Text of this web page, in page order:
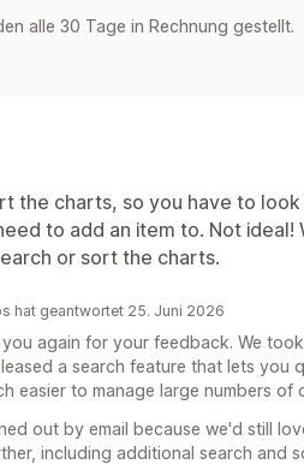
alle 30 Tage in Rechnung gestellt.
the charts, so you have to
to add an item to. Not ideal!
or sort the charts.
hat geantwortet 25. Juni 2026
again for your feedback. We
a search feature that lets you
easier to manage large numbers of
out by email because we'd still
including additional search and